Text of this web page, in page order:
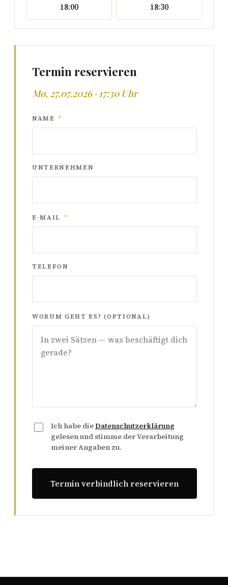
18:00 18:30
Termin reservieren
Mo, 27.07.2026 · 17:30 Uhr
NAME *
UNTERNEHMEN
E-MAIL *
TELEFON
WORUM GEHT ES? (OPTIONAL)
Ich habe dieDatenschutzerklärung
gelesen und stimme der Verarbeitung
meiner Angaben zu.
Termin verbindlich reservieren